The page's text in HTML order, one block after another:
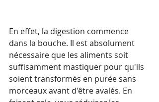
En effet, la digestion commence
dans la bouche. Il est absolument
nécessaire que les aliments soit
suffisamment mastiquer pour qu'ils
soient transformés en purée sans
morceaux avant d'être avalés. En